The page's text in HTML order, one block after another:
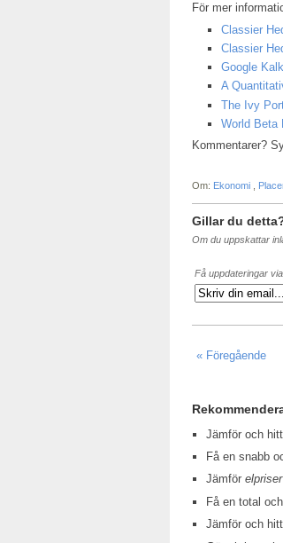
För mer
Classier
Classier
Google
A
The Ivy
World Beta
Kommentarer?
Om: Ekonomi
Gillar du
Om du uppskattar
Få uppdateringar
« Föregående
Jämför och
Få en snabb
Jämförelpriser
Få en total
Jämför och